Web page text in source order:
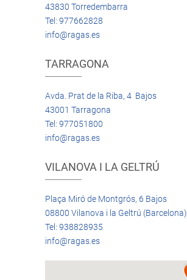
43830 Torredembarra
Tel: 977662828
info@ragas.es
TARRAGONA
Avda. Prat de la Riba, 4 Bajos
43001 Tarragona
Tel: 977051800
info@ragas.es
VILANOVA I LA GELTRÚ
Plaça Miró de Montgrós, 6 Bajos
08800 Vilanova i la Geltrú (Barcelona)
Tel: 938828935
info@ragas.es